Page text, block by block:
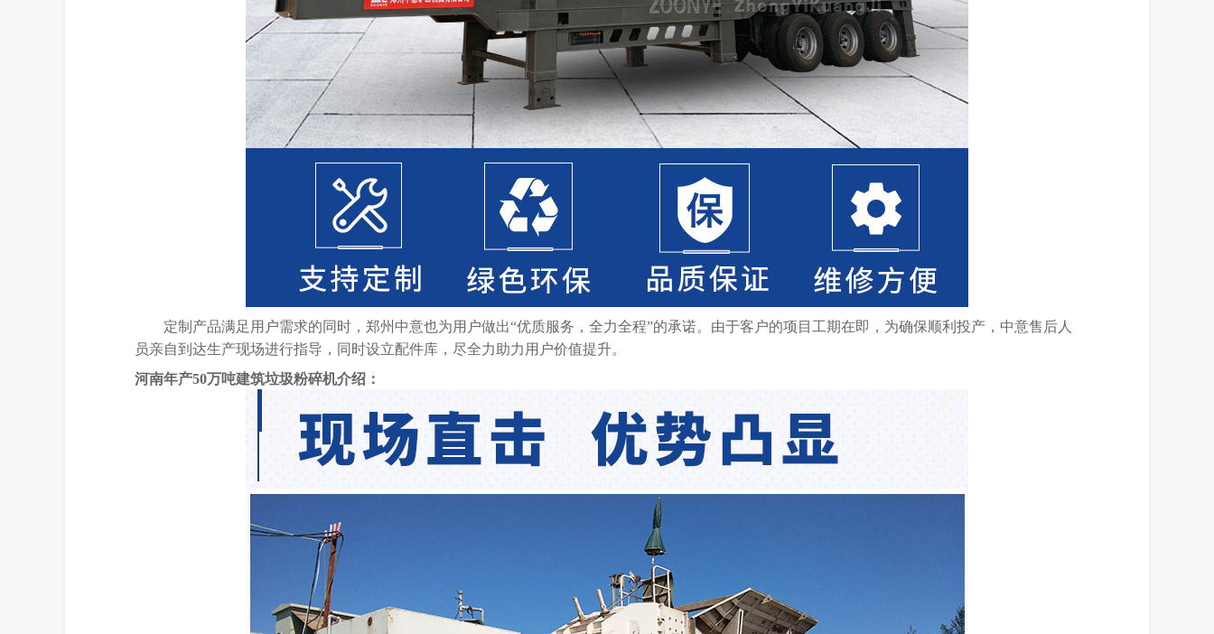
定制产品满足用户需求的同时，郑州中意也为用户做出“优质服务，全力全程”的承诺。由于客户的项目工期在即，为确保顺利投产，中意售后人
员亲自到达生产现场进行指导，同时设立配件库，尽全力助力用户价值提升。
河南年产50万吨建筑垃圾粉碎机介绍：